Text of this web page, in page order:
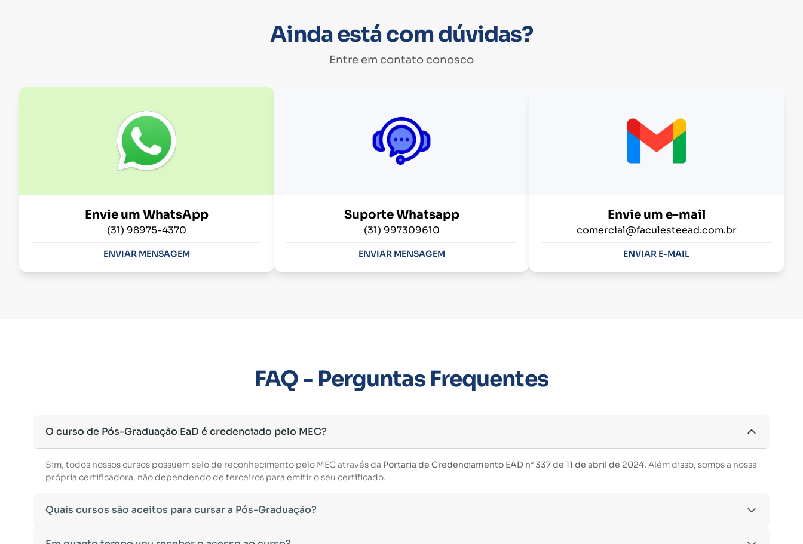
Ainda está com dúvidas?
Entre em contato conosco
Envie um WhatsApp
(31) 98975-4370
ENVIAR MENSAGEM
Suporte Whatsapp
(31) 997309610
ENVIAR MENSAGEM
Envie um e-mail
comercial@faculesteead.com.br
ENVIAR E-MAIL
FAQ - Perguntas Frequentes
O curso de Pós-Graduação EaD é credenciado pelo MEC?
Sim, todos nossos cursos possuem selo de reconhecimento pelo MEC através da Portaria de Credenciamento EAD n° 337 de 11 de abril de 2024. Além disso, somos a nossa
própria certificadora, não dependendo de terceiros para emitir o seu certificado.
Quais cursos são aceitos para cursar a Pós-Graduação?